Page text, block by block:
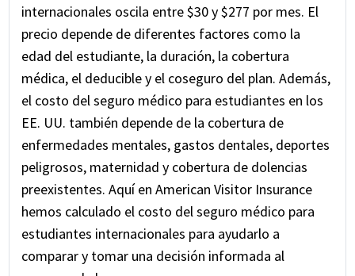
internacionales oscila entre $30 y $277 por mes. El
precio depende de diferentes factores como la
edad del estudiante, la duración, la cobertura
médica, el deducible y el coseguro del plan. Además,
el costo del seguro médico para estudiantes en los
EE. UU. también depende de la cobertura de
enfermedades mentales, gastos dentales, deportes
peligrosos, maternidad y cobertura de dolencias
preexistentes. Aquí en American Visitor Insurance
hemos calculado el costo del seguro médico para
estudiantes internacionales para ayudarlo a
comparar y tomar una decisión informada al